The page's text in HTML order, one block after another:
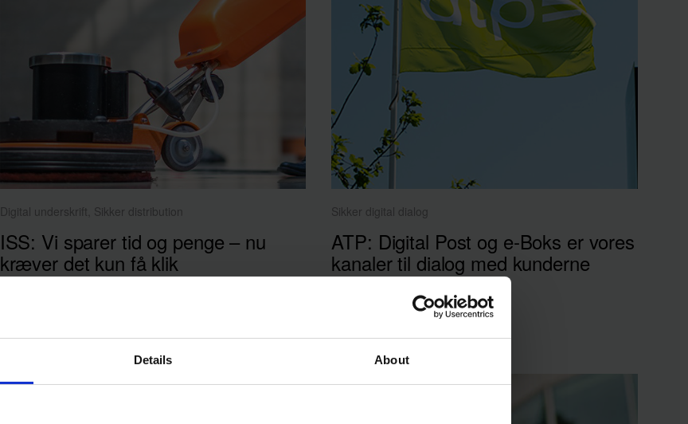
Details About
Digital underskrift, Sikker distribution
ISS: Vi sparer tid og penge – nu
kræver det kun få klik
Sikker digital dialog
ATP: Digital Post og e‑Boks er vores
kanaler til dialog med kunderne